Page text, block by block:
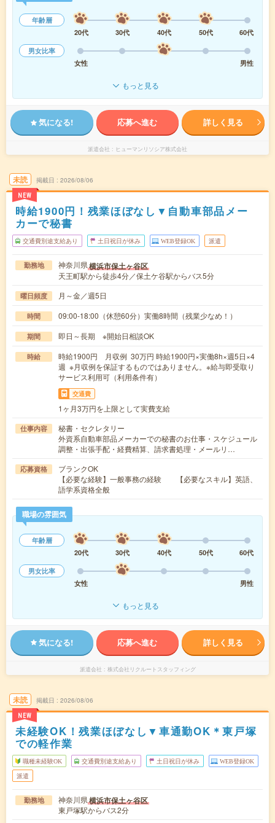
年齢層
20代
30代 40代 50代
60代
男女比率
女性
男性
もっと見る
気になる! 応募へ進む 詳しく見る
派遣会社 ヒューマンリソシア株式会社
未読
NEW
掲載日 2026/08/06
時給1900円！残業ほぼなし▼自動車部品メー
カーで秘書
交通費別途支給あり 土日祝日が休み WEB登録OK 派遣
勤務地 神奈川県横浜市保土ヶ谷区
天王町駅から徒歩4分／保土ケ谷駅からバス5分
曜日頻度 月～金／週5日
時間 09:00-18:00（休憩60分）実働8時間（残業少なめ！）
期間 即日～長期 ※開始日相談OK
時給
時給1900円 月収例 30万円 時給1900円×実働8h×週5日×4
週 ※月収例を保証するものではありません。※給与即受取り
サービス利用可（利用条件有）
交通費
1ヶ月3万円を上限として実費支給
仕事内容
秘書・セクレタリー
外資系自動車部品メーカーでの秘書のお仕事・スケジュール
調整・出張手配・経費精算、請求書処理・メールリ…
応募資格
ブランクOK
【必要な経験】一般事務の経験 【必要なスキル】英語、
語学系資格全般
職場の雰囲気
年齢層
20代
30代 40代 50代
60代
男女比率
女性
男性
もっと見る
気になる! 応募へ進む 詳しく見る
派遣会社 株式会社リクルートスタッフィング
未読
NEW
掲載日 2026/08/06
未経験OK！残業ほぼなし▼車通勤OK＊東戸塚
での軽作業
職種未経験OK 交通費別途支給あり 土日祝日が休み WEB登録OK
派遣
勤務地 神奈川県横浜市保土ヶ谷区
東戸塚駅からバス2分